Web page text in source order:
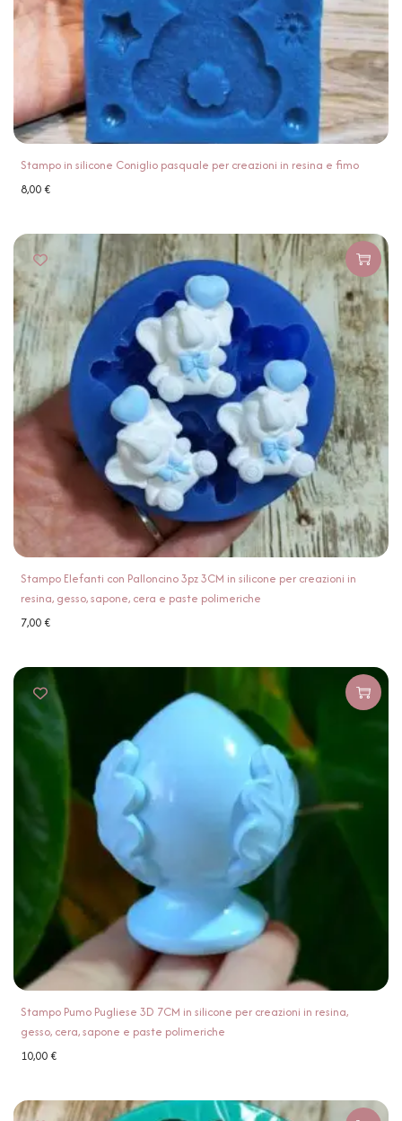
Stampo in silicone Coniglio pasquale per creazioni in resina e fimo
8,00€
Stampo Elefanti con Palloncino 3pz 3CM in silicone per creazioni in
resina, gesso, sapone, cera e paste polimeriche
7,00€
Stampo Pumo Pugliese 3D 7CM in silicone per creazioni in resina,
gesso, cera, sapone e paste polimeriche
10,00€